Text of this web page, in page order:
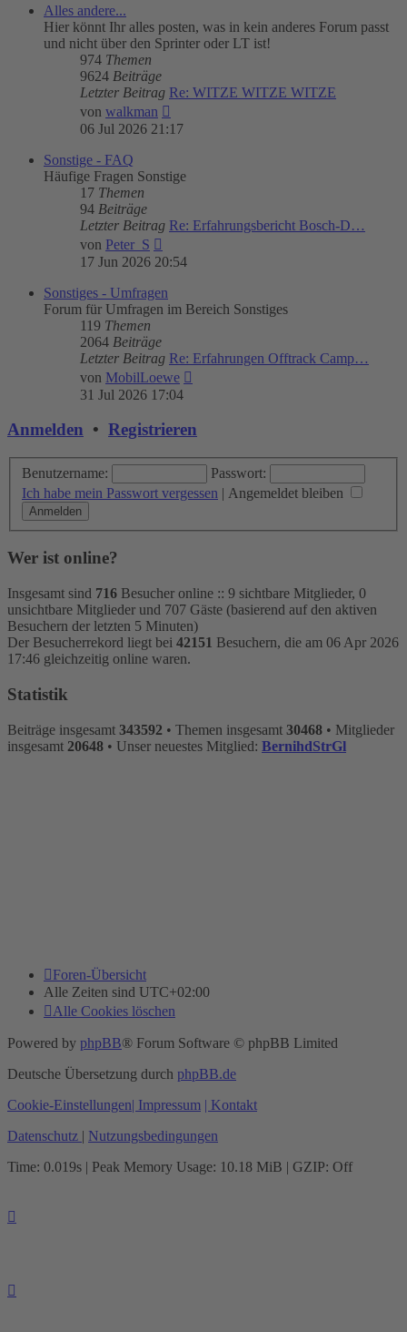
Alles andere...
Hier könnt Ihr alles posten, was in kein anderes Forum passt
und nicht über den Sprinter oder LT ist!
974 Themen
9624 Beiträge
Letzter Beitrag Re: WITZE WITZE WITZE
von walkman
Beitrag
06 Jul 2026 21:17
Sonstige - FAQ
Häufige Fragen Sonstige
17 Themen
94 Beiträge
Letzter Beitrag Re: Erfahrungsbericht Bosch-D…
von Peter_S
Beitrag
17 Jun 2026 20:54
Sonstiges - Umfragen
Forum für Umfragen im Bereich Sonstiges
119 Themen
2064 Beiträge
Letzter Beitrag Re: Erfahrungen Offtrack Camp…
von MobilLoewe
31 Jul 2026 17:04
Anmelden • Registrieren
Benutzername:
Passwort:
Ich habe mein Passwort vergessen | Angemeldet bleiben
Wer ist online?
Insgesamt sind 716 Besucher online :: 9 sichtbare Mitglieder, 0
unsichtbare Mitglieder und 707 Gäste (basierend auf den aktiven
Besuchern der letzten 5 Minuten)
Der Besucherrekord liegt bei 42151 Besuchern, die am 06 Apr 2026
17:46 gleichzeitig online waren.
Statistik
Beiträge insgesamt 343592 • Themen insgesamt 30468 • Mitglieder
insgesamt 20648 • Unser neuestes Mitglied: BernihdStrGl
Foren-Übersicht
Alle Zeiten sind UTC+02:00
Alle Cookies löschen
Powered by phpBB® Forum Software © phpBB Limited
Deutsche Übersetzung durch phpBB.de
Cookie-Einstellungen| Impressum | Kontakt
Datenschutz | Nutzungsbedingungen
Time: 0.019s | Peak Memory Usage: 10.18 MiB | GZIP: Off